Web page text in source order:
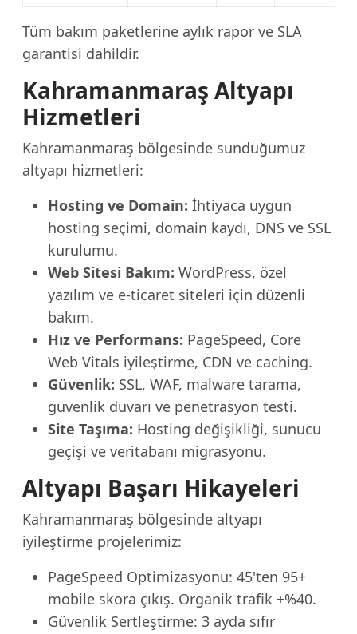
Tüm bakım paketlerine aylık rapor ve SLA
garantisi dahildir.
Kahramanmaraş Altyapı
Hizmetleri
Kahramanmaraş bölgesinde sunduğumuz
altyapı hizmetleri:
Hosting ve Domain: İhtiyaca uygun
hosting seçimi, domain kaydı, DNS ve SSL
kurulumu.
Web Sitesi Bakım: WordPress, özel
yazılım ve e-ticaret siteleri için düzenli
bakım.
Hız ve Performans: PageSpeed, Core
Web Vitals iyileştirme, CDN ve caching.
Güvenlik: SSL, WAF, malware tarama,
güvenlik duvarı ve penetrasyon testi.
Site Taşıma: Hosting değişikliği, sunucu
geçişi ve veritabanı migrasyonu.
Altyapı Başarı Hikayeleri
Kahramanmaraş bölgesinde altyapı
iyileştirme projelerimiz:
PageSpeed Optimizasyonu: 45'ten 95+
mobile skora çıkış. Organik trafik +%40.
Güvenlik Sertleştirme: 3 ayda sıfır